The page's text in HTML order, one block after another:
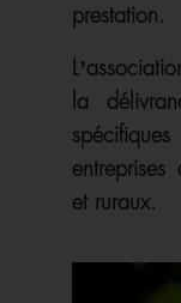
prestation.
la
et ruraux.